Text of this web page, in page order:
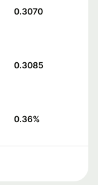
0.3070
0.3085
0.36%